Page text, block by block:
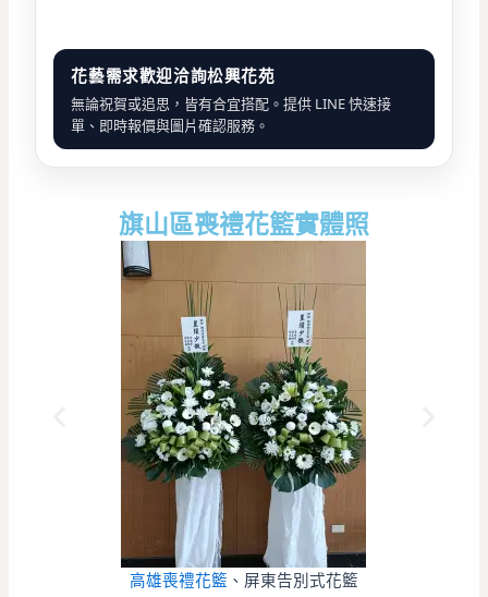
花藝需求歡迎洽詢松興花苑
無論祝賀或追思，皆有合宜搭配。提供 LINE 快速接
單、即時報價與圖片確認服務。
旗山區喪禮花籃實體照
高雄喪禮花籃 、屏東告別式花籃